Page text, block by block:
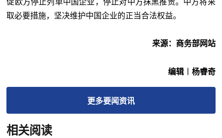
促欧方停止列单中国企业，停止对中方抹黑推责。中方将采
取必要措施，坚决维护中国企业的正当合法权益。
来源：商务部网站
编辑︱杨睿奇
更多要闻资讯
相关阅读